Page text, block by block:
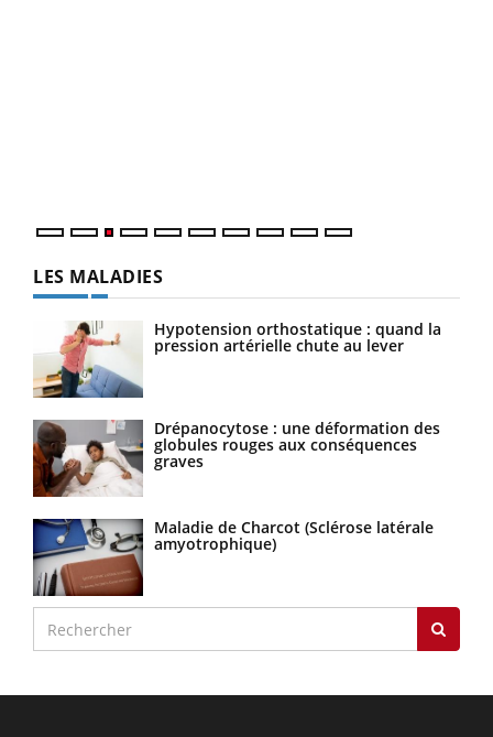
LES MALADIES
Hypotension orthostatique : quand la
pression artérielle chute au lever
Drépanocytose : une déformation des
globules rouges aux conséquences
graves
Maladie de Charcot (Sclérose latérale
amyotrophique)